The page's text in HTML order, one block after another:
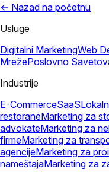
← Nazad na početnu
Usluge
Digitalni MarketingWeb
MrežePoslovno
Industrije
E-CommerceSaaS
restoraneMarketing za
advokateMarketing za
firmeMarketing za
agencijeMarketing za
nameštajaMarketing za